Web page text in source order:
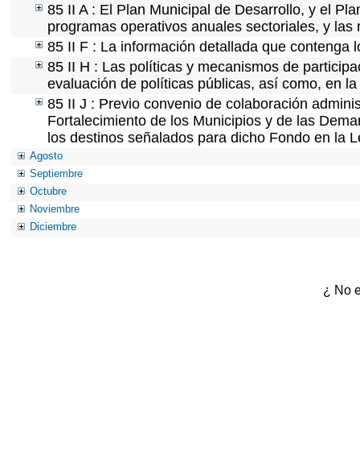
85 II A : El Plan Municipal de Desarrollo, y el
programas operativos anuales sectoriales, y
85 II F : La información detallada que contenga
85 II H : Las políticas y mecanismos de
evaluación de políticas públicas, así como, en
85 II J : Previo convenio de colaboración
Fortalecimiento de los Municipios y de las
los destinos señalados para dicho Fondo en la
Agosto
Septiembre
Octubre
Noviembre
Diciembre
¿ No